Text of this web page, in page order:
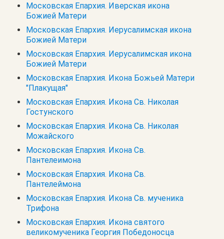
Московская Епархия. Иверская икона
Божией Матери
Московская Епархия. Иерусалимская икона
Божией Матери
Московская Епархия. Иерусалимская икона
Божией Матери
Московская Епархия. Икона Божьей Матери
"Плакущая"
Московская Епархия. Икона Св. Николая
Гостунского
Московская Епархия. Икона Св. Николая
Можайского
Московская Епархия. Икона Св.
Пантелеимона
Московская Епархия. Икона Св.
Пантелеймона
Московская Епархия. Икона Св. мученика
Трифона
Московская Епархия. Икона святого
великомученика Георгия Победоносца